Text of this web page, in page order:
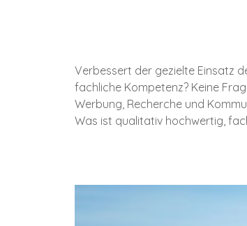
Verbessert der gezielte Einsatz
fachliche Kompetenz? Keine
Werbung, Recherche und
Was ist qualitativ hochwertig,